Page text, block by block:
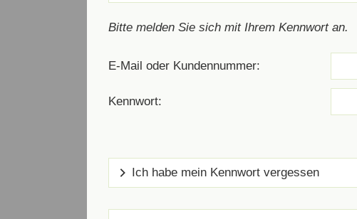
Bitte melden Sie sich mit Ihrem Kennwort an.
E-Mail oder Kundennummer:
Kennwort:
Ich habe mein Kennwort vergessen